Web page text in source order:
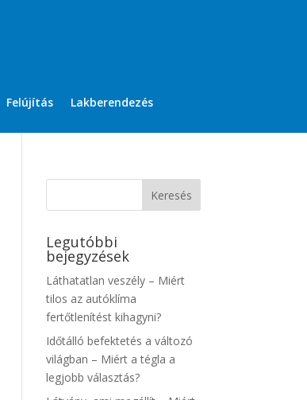
Felújítás Lakberendezés
Legutóbbi
bejegyzések
Láthatatlan veszély – Miért
tilos az autóklíma
fertőtlenítést kihagyni?
Időtálló befektetés a változó
világban – Miért a tégla a
legjobb választás?